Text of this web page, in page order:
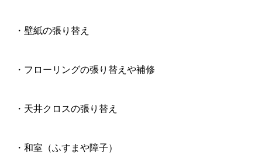
・壁紙の張り替え
・フローリングの張り替えや補修
・天井クロスの張り替え
・和室（ふすまや障子）